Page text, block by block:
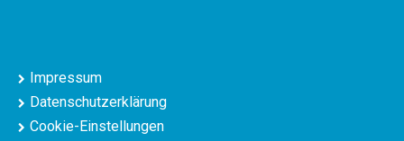
Impressum
Datenschutzerklärung
Cookie-Einstellungen